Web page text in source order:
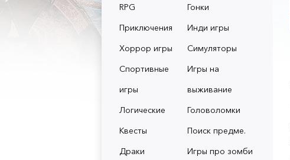
RPG
Гонки
Приключения
Инди игры
Хоррор игры
Симуляторы
Спортивные
игры
Игры на
выживание
Логические
Головоломки
Квесты
Поиск предме.
Драки
Игры про зомби